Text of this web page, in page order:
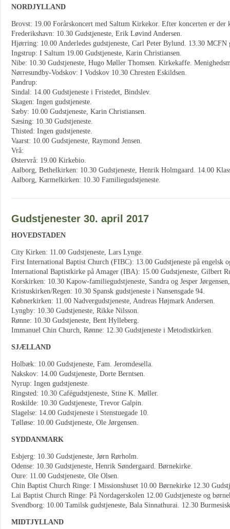
NORDJYLLAND
Brovst: 19.00 Forårskoncert med Saltum Kirkekor. Efter koncerten er der
Frederikshavn: 10.30 Gudstjeneste, Erik Løvind Andersen.
Hjørring: 10.00 Anderledes gudstjeneste, Carl Peter Bylund. 13.30 MCFN
Ingstrup: I Saltum 19.00 Gudstjeneste, Karin Christiansen.
Nibe: 10.30 Gudstjeneste, Hugo Møller Thomsen. Kirkekaffe.
Nørresundby-Vodskov: I Vodskov 10.30 Chresten Eskildsen.
Pandrup:
Sindal: 14.00 Gudstjeneste i Fristedet, Bindslev.
Skagen: Ingen gudstjeneste.
Sæby: 10.00 Gudstjeneste, Karin Christiansen.
Sæsing: 10.30 Gudstjeneste.
Thisted: Ingen gudstjeneste.
Vaarst: 10.00 Gudstjeneste, Raymond Jensen.
Vrå:
Østervrå: 19.00 Kirkebio.
Aalborg, Bethelkirken: 10.30 Gudstjeneste, Henrik Holmgaard. 14.00
Aalborg, Karmelkirken: 10.30 Familiegudstjeneste.
Gudstjenester 30. april 2017
HOVEDSTADEN
City Kirken: 11.00 Gudstjeneste, Lars Lynge.
First International Baptist Church (FIBC): 13.00 Gudstjeneste på engelsk
International Baptistkirke på Amager (IBA): 15.00 Gudstjeneste, Gilbert
Korskirken: 10.30 Kapow-familiegudstjeneste, Sandra og Jesper
Kristuskirken/Regen: 10.30 Spansk gudstjeneste i Nansensgade 94.
Købnerkirken: 11.00 Nadvergudstjeneste, Andreas Højmark Andersen.
Lyngby: 10.30 Gudstjeneste, Rikke Nilsson.
Rønne: 10.30 Gudstjeneste, Bent Hylleberg.
Immanuel Chin Church, Rønne: 12.30 Gudstjeneste i Metodistkirken.
SJÆLLAND
Holbæk: 10.00 Gudstjeneste, Fam. Jeromdesella.
Nakskov: 14.00 Gudstjeneste, Dorte Berntsen.
Nyrup: Ingen gudstjeneste.
Ringsted: 10.30 Cafégudstjeneste, Stine K. Møller.
Roskilde: 10.30 Gudstjeneste, Trevor Galpin.
Slagelse: 14.00 Gudstjeneste i Stenstuegade 10.
Tølløse: 10.00 Gudstjeneste, Ole Jørgensen.
SYDDANMARK
Esbjerg: 10.30 Gudstjeneste, Jørn Rørholm.
Odense: 10.30 Gudstjeneste, Henrik Søndergaard. Børnekirke.
Oure: 11.00 Gudstjeneste, Ole Olsen.
Chin Baptist Church Ringe: I Missionshuset 10.00 Børnekirke 12.30
Lai Baptist Church Ringe: På Nordagerskolen 12.00 Gudstjeneste og
Svendborg: 10.00 Tamilsk gudstjeneste, Bala Sinnathurai. 12.30
MIDTJYLLAND